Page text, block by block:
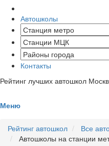
Автошколы
Контакты
Рейтинг лучших автошкол
Меню
Рейтинг автошкол
Все
Автошколы на станции